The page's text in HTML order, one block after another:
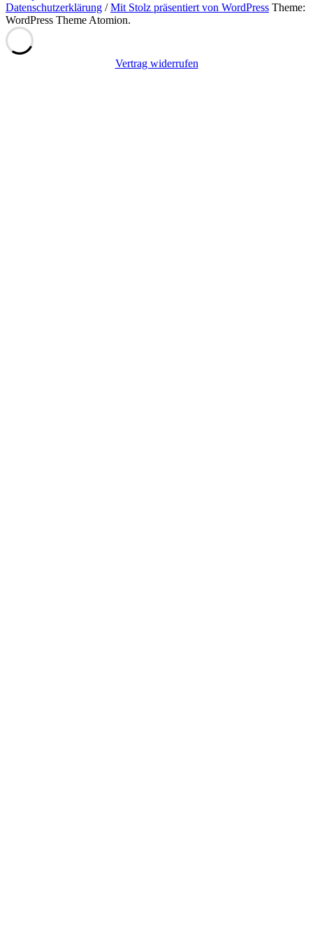
Datenschutzerklärung /Mit Stolz präsentiert von WordPress Theme:
WordPress Theme Atomion.
Vertrag widerrufen